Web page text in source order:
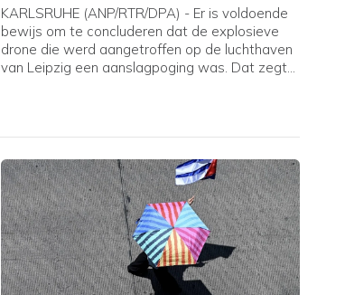
KARLSRUHE (ANP/RTR/DPA) - Er is voldoende
bewijs om te concluderen dat de explosieve
drone die werd aangetroffen op de luchthaven
van Leipzig een aanslagpoging was. Dat zegt